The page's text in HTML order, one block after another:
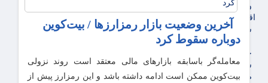
ورزشی
اقتصاد شهری و روستایی
شهر و مسکن و عمران
گسترش ساختمان
حمل و نقل
شهرک های صنعتی
صنایع غذایی
آخرین وضعیت بازار رمزارزها / بیت‌کوین
دوباره سقوط کرد
معامله‌گر باسابقه بازارهای مالی معتقد است روند نزولی
بیت‌کوین ممکن است ادامه داشته باشد و این رمزارز پیش از